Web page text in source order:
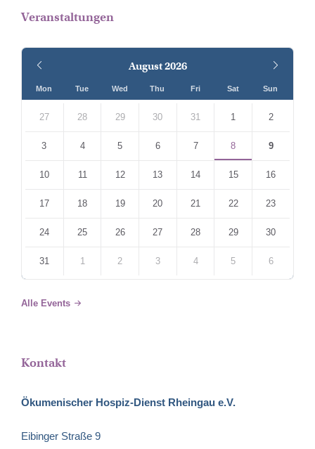
Veranstaltungen
August2026
Month
Mon Tue Wed Thu Fri Sat Sun
calendar
27 28 29 30 31 1 2
3 4 5 6 7 8 9
10 11 12 13 14 15 16
17 18 19 20 21 22 23
24 25 26 27 28 29 30
31 1 2 3 4 5 6
to
calendar
Alle Events
Kontakt
Ökumenischer Hospiz-Dienst Rheingau e.V.
Eibinger Straße 9